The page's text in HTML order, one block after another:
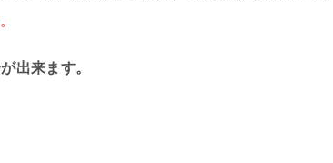
出来ます。